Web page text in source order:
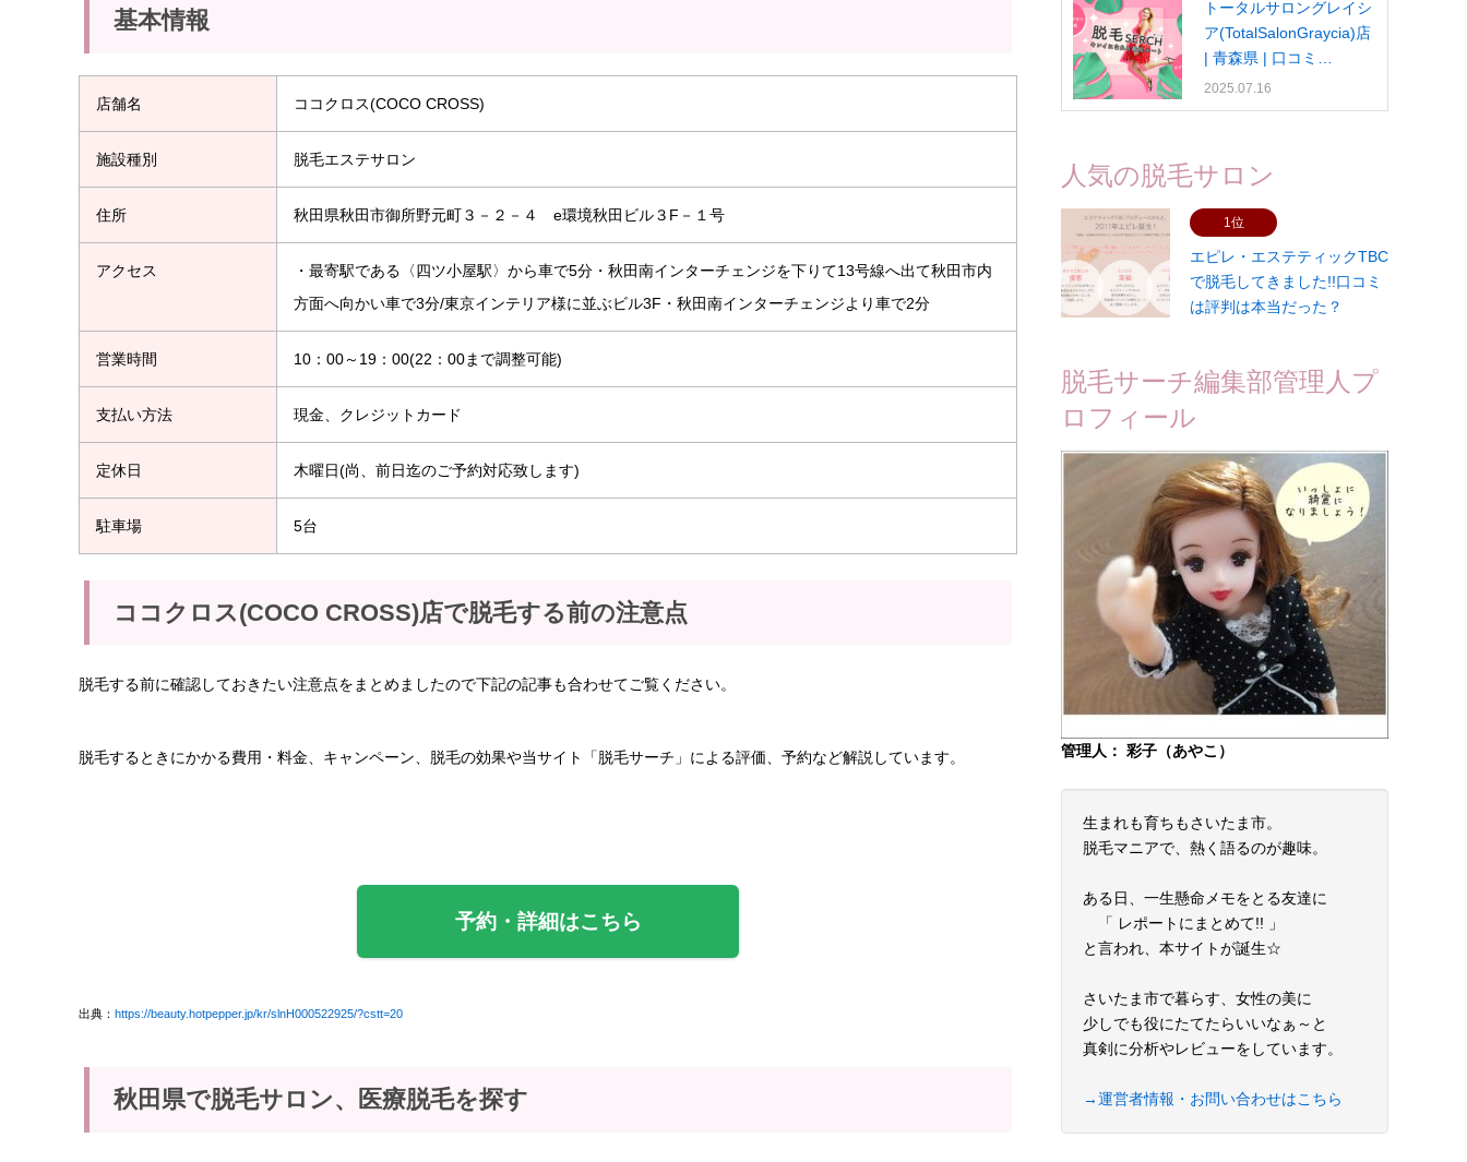
基本情報
店舗名 ココクロス(COCO CROSS)
施設種別 脱毛エステサロン
住所 秋田県秋田市御所野元町３－２－４ e環境秋田ビル３F－１号
アクセス
・最寄駅である〈四ツ小屋駅〉から車で5分・秋田南インターチェンジを下りて13号線へ出て秋田市内
方面へ向かい車で3分/東京インテリア様に並ぶビル3F・秋田南インターチェンジより車で2分
営業時間 10：00～19：00(22：00まで調整可能)
支払い方法 現金、クレジットカード
定休日 木曜日(尚、前日迄のご予約対応致します)
駐車場 5台
ココクロス(COCO CROSS)店で脱毛する前の注意点
脱毛する前に確認しておきたい注意点をまとめましたので下記の記事も合わせてご覧ください。
脱毛するときにかかる費用・料金、キャンペーン、脱毛の効果や当サイト「脱毛サーチ」による評価、予約など解説しています。
予約・詳細はこちら
出典： https://beauty.hotpepper.jp/kr/slnH000522925/?cstt=20
秋田県で脱毛サロン、医療脱毛を探す
トータルサロングレイシ
ア(TotalSalonGraycia)店
| 青森県 | 口コミ…
2025.07.16
人気の脱毛サロン
1位
エピレ・エステティックTBC
で脱毛してきました!!口コミ
は評判は本当だった？
脱毛サーチ編集部管理人プ
ロフィール
管理人： 彩子（あやこ）
生まれも育ちもさいたま市。
脱毛マニアで、熱く語るのが趣味。
ある日、一生懸命メモをとる友達に
「 レポートにまとめて!! 」
と言われ、本サイトが誕生☆
さいたま市で暮らす、女性の美に
少しでも役にたてたらいいなぁ～と
真剣に分析やレビューをしています。
→運営者情報・お問い合わせはこちら